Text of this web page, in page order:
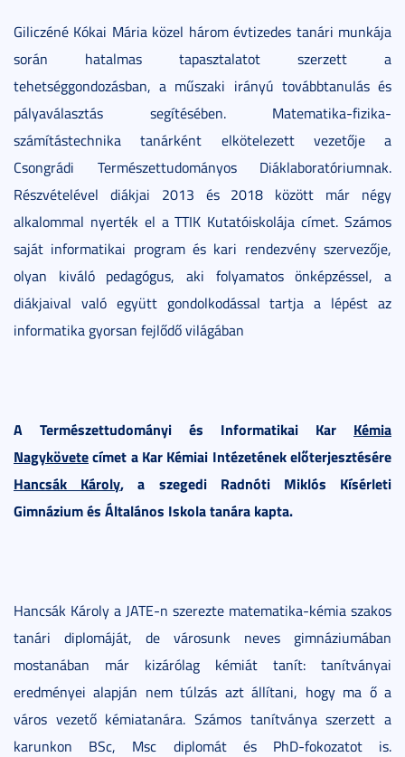
Giliczéné Kókai Mária közel három évtizedes tanári munkája
során hatalmas tapasztalatot szerzett a
tehetséggondozásban, a műszaki irányú továbbtanulás és
pályaválasztás segítésében. Matematika-fizika-
számítástechnika tanárként elkötelezett vezetője a
Csongrádi Természettudományos Diáklaboratóriumnak.
Részvételével diákjai 2013 és 2018 között már négy
alkalommal nyerték el a TTIK Kutatóiskolája címet. Számos
saját informatikai program és kari rendezvény szervezője,
olyan kiváló pedagógus, aki folyamatos önképzéssel, a
diákjaival való együtt gondolkodással tartja a lépést az
informatika gyorsan fejlődő világában
A Természettudományi és Informatikai Kar Kémia
Nagykövetecímet a Kar Kémiai Intézetének előterjesztésére
Hancsák Károly, a szegedi Radnóti Miklós Kísérleti
Gimnázium és Általános Iskola tanára kapta.
Hancsák Károly a JATE-n szerezte matematika-kémia szakos
tanári diplomáját, de városunk neves gimnáziumában
mostanában már kizárólag kémiát tanít: tanítványai
eredményei alapján nem túlzás azt állítani, hogy ma ő a
város vezető kémiatanára. Számos tanítványa szerzett a
karunkon BSc, Msc diplomát és PhD-fokozatot is.